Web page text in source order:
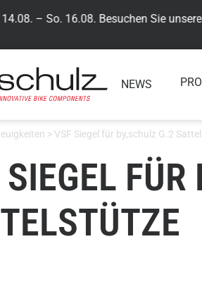
– So. 16.08. Besuchen Sie unseren
NEWS
> VSF Siegel für by,schulz G.2